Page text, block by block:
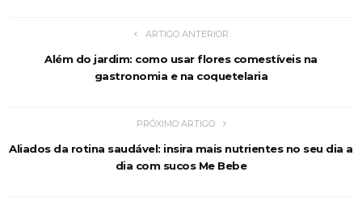
ARTIGO ANTERIOR
Além do jardim: como usar flores comestíveis na
gastronomia e na coquetelaria
PRÓXIMO ARTIGO
Aliados da rotina saudável: insira mais nutrientes no seu dia a
dia com sucos Me Bebe